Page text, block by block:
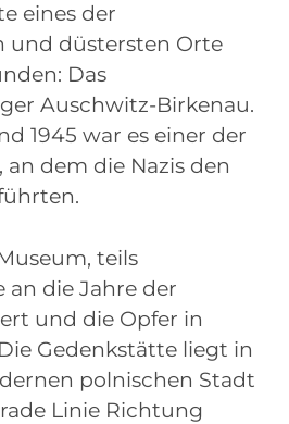
eines der
und düstersten Orte
Das
Auschwitz-Birkenau.
1945 war es einer der
dem die Nazis den
teils
an die Jahre der
und die Opfer in
Gedenkstätte liegt in
polnischen Stadt
Linie Richtung